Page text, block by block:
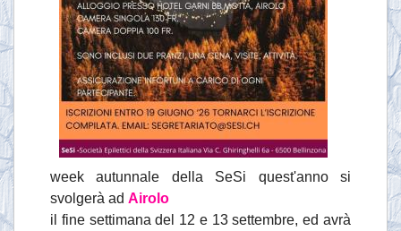
week autunnale della SeSi quest'anno si
svolgerà ad Airolo
il fine settimana del 12 e 13 settembre, ed avrà